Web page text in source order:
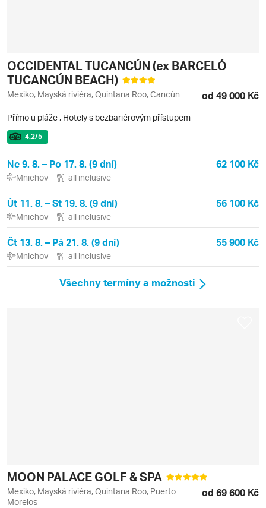
OCCIDENTAL TUCANCÚN (ex BARCELÓ
TUCANCÚN BEACH)
Mexiko, Mayská riviéra, Quintana Roo, Cancún od 49 000 Kč
Přímo u pláže , Hotely s bezbariérovým přístupem
4.2/5
Ne 9. 8. – Po 17. 8. (9 dní) 62 100 Kč
Mnichov all inclusive
Út 11. 8. – St 19. 8. (9 dní) 56 100 Kč
Mnichov all inclusive
Čt 13. 8. – Pá 21. 8. (9 dní) 55 900 Kč
Mnichov all inclusive
Všechny termíny a možnosti
MOON PALACE GOLF & SPA
Mexiko, Mayská riviéra, Quintana Roo, Puerto
Morelos
od 69 600 Kč